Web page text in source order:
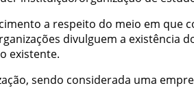
a respeito do meio em que
divulguem a existência
existente.
, sendo considerada uma